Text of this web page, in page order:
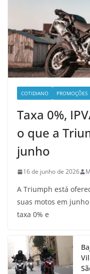
COTIDIANO PROMOÇÕES
Taxa 0%,
o que a
junho
16 de junho de 2026
A Triumph está
suas motos em
taxa 0% e